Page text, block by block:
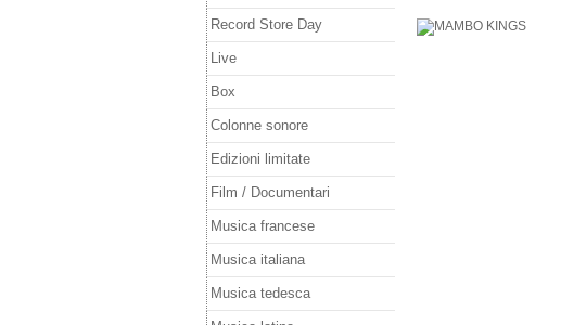
Record Store Day
Live
Box
Colonne sonore
Edizioni limitate
Film / Documentari
Musica francese
Musica italiana
Musica tedesca